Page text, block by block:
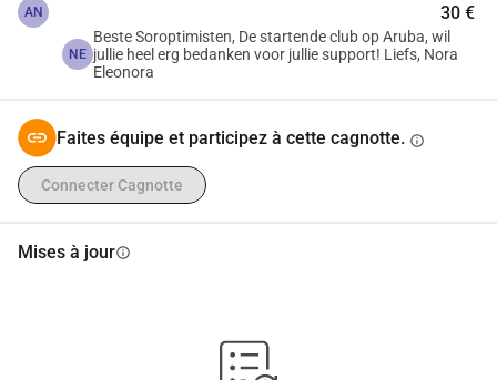
Soroptimist Club Aruba io
AN 30 €
NE
Beste Soroptimisten, De startende club op Aruba, wil
jullie heel erg bedanken voor jullie support! Liefs, Nora
Eleonora
Faites équipe et participez à cette cagnotte. info
Connecter Cagnotte
Mises à jourinfo